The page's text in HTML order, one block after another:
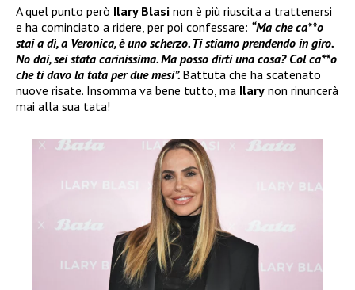
A quel punto però Ilary Blasi non è più riuscita a trattenersi
e ha cominciato a ridere, per poi confessare: “Ma che ca**o
stai a dì, a Veronica, è uno scherzo. Ti stiamo prendendo in giro.
No dai, sei stata carinissima. Ma posso dirti una cosa? Col ca**o
che ti davo la tata per due mesi”. Battuta che ha scatenato
nuove risate. Insomma va bene tutto, ma Ilary non rinuncerà
mai alla sua tata!